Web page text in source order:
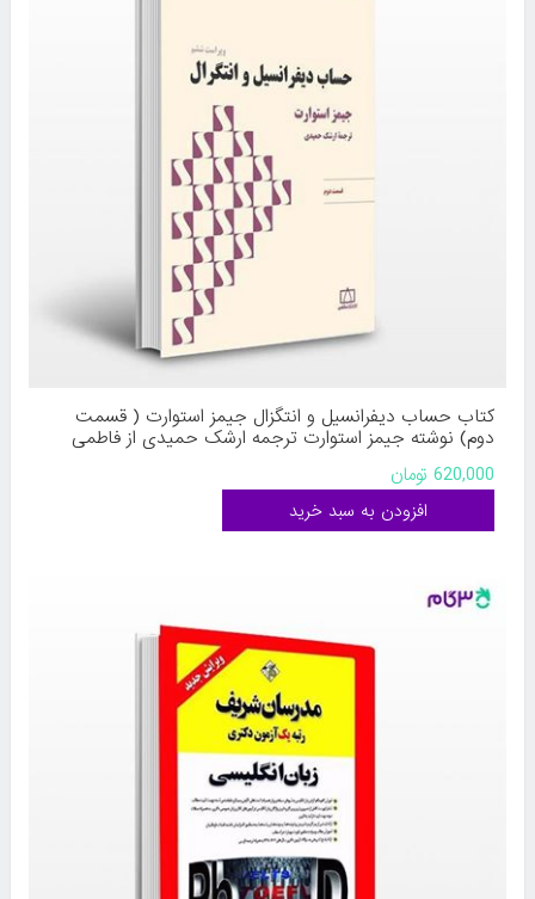
کتاب حساب دیفرانسیل و انتگزال جیمز استوارت ( قسمت
دوم) نوشته جیمز استوارت ترجمه ارشک حمیدی از فاطمی
620,000 تومان